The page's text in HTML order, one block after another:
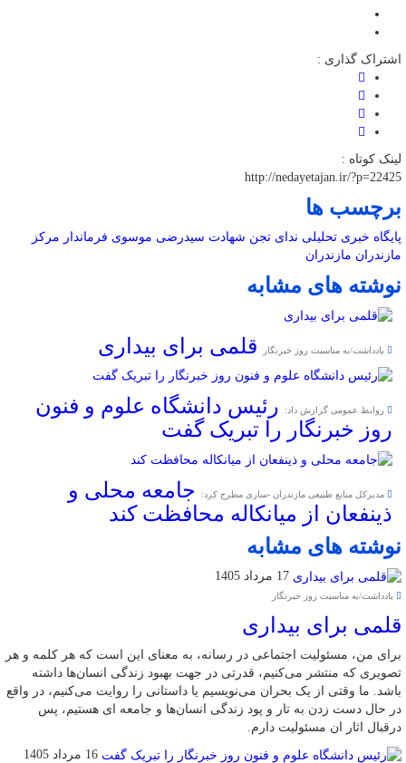
اشتراک گذاری :
لینک کوتاه :
http://nedayetajan.ir/?p=22425
برچسب ها
پایگاه خبری تحلیلی ندای تجن شهادت سیدرضی موسوی فرماندار مرکز
مازندران مازندران
نوشته های مشابه
یادداشت/به مناسبت روز خبرنگار قلمی برای بیداری
روابط عمومی گزارش داد:
رئیس دانشگاه علوم و فنون
روز خبرنگار را تبریک گفت
مدیرکل منابع طبیعی مازندران -ساری مطرح کرد:
جامعه محلی و
ذینفعان از میانکاله محافظت کند
نوشته های مشابه
17 مرداد 1405
یادداشت/به مناسبت روز خبرنگار
قلمی برای بیداری
برای من، مسئولیت اجتماعی در رسانه، به معنای این است که هر کلمه و هر
تصویری که منتشر می‌کنیم، قدرتی در جهت بهبود زندگی انسان‌ها داشته
باشد. ما وقتی از یک بحران می‌نویسیم یا داستانی را روایت می‌کنیم، در واقع
در حال دست زدن به تار و پود زندگی انسان‌ها و جامعه ای هستیم، پس
درقبال اثار ان مسئولیت دارم.
16 مرداد 1405